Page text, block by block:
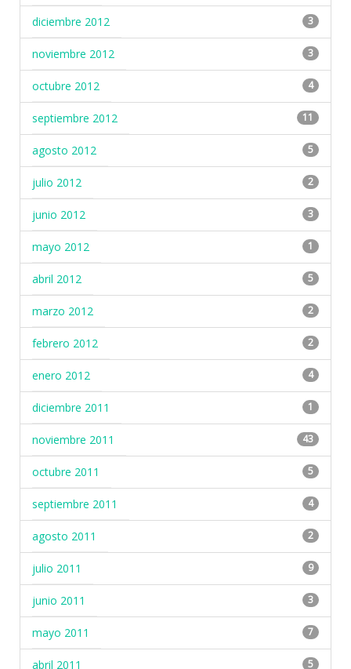
diciembre 2012 3
noviembre 2012 3
octubre 2012 4
septiembre 2012 11
agosto 2012 5
julio 2012 2
junio 2012 3
mayo 2012 1
abril 2012 5
marzo 2012 2
febrero 2012 2
enero 2012 4
diciembre 2011 1
noviembre 2011 43
octubre 2011 5
septiembre 2011 4
agosto 2011 2
julio 2011 9
junio 2011 3
mayo 2011 7
abril 2011 5